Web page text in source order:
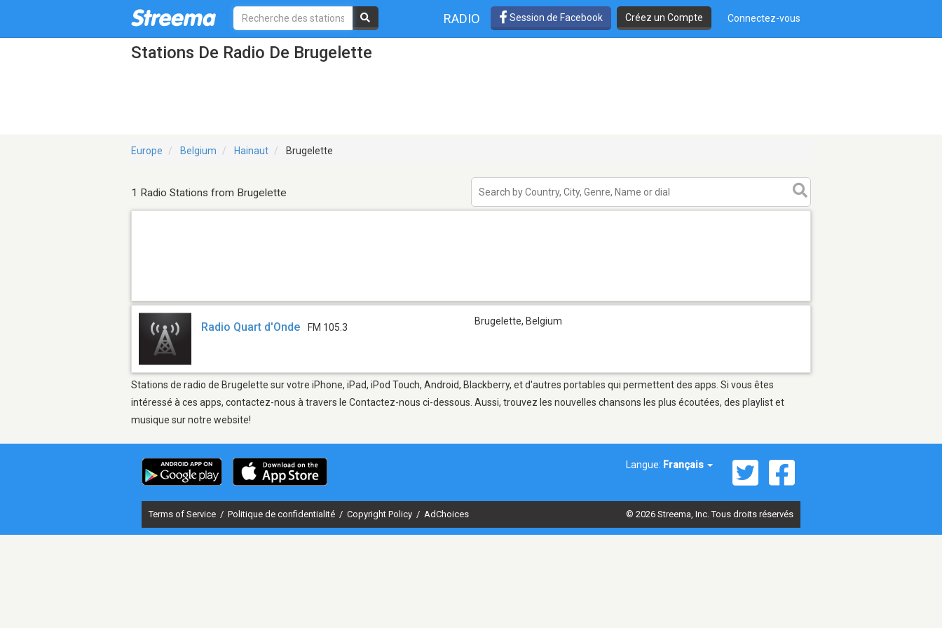
RADIO Session de Facebook Créez un Compte Connectez-vous
Stations De Radio De Brugelette
Europe Belgium Hainaut Brugelette
1 Radio Stations from Brugelette
Radio Quart d'Onde FM 105.3
Brugelette, Belgium
Stations de radio de Brugelette sur votre iPhone, iPad, iPod Touch, Android, Blackberry, et d'autres portables qui permettent des apps. Si vous êtes
intéressé à ces apps, contactez-nous à travers le Contactez-nous ci-dessous. Aussi, trouvez les nouvelles chansons les plus écoutées, des playlist et
musique sur notre website!
Langue: Français
Terms of Service / Politique de confidentialité / Copyright Policy / AdChoices © 2026 Streema, Inc. Tous droits réservés